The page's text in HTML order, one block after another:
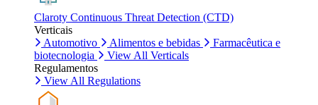
Claroty Continuous Threat Detection (CTD)
Verticais
Automotivo
Alimentos e bebidas
Farmacêutica e
biotecnologia
View All Verticals
Regulamentos
View All Regulations